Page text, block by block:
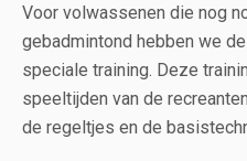
Voor volwassenen die nog
gebadmintond hebben we
speciale training. Deze
speeltijden van de
de regeltjes en de